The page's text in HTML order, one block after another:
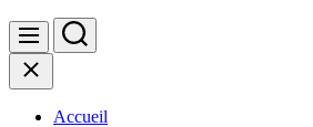
Menu Search
Close
Accueil